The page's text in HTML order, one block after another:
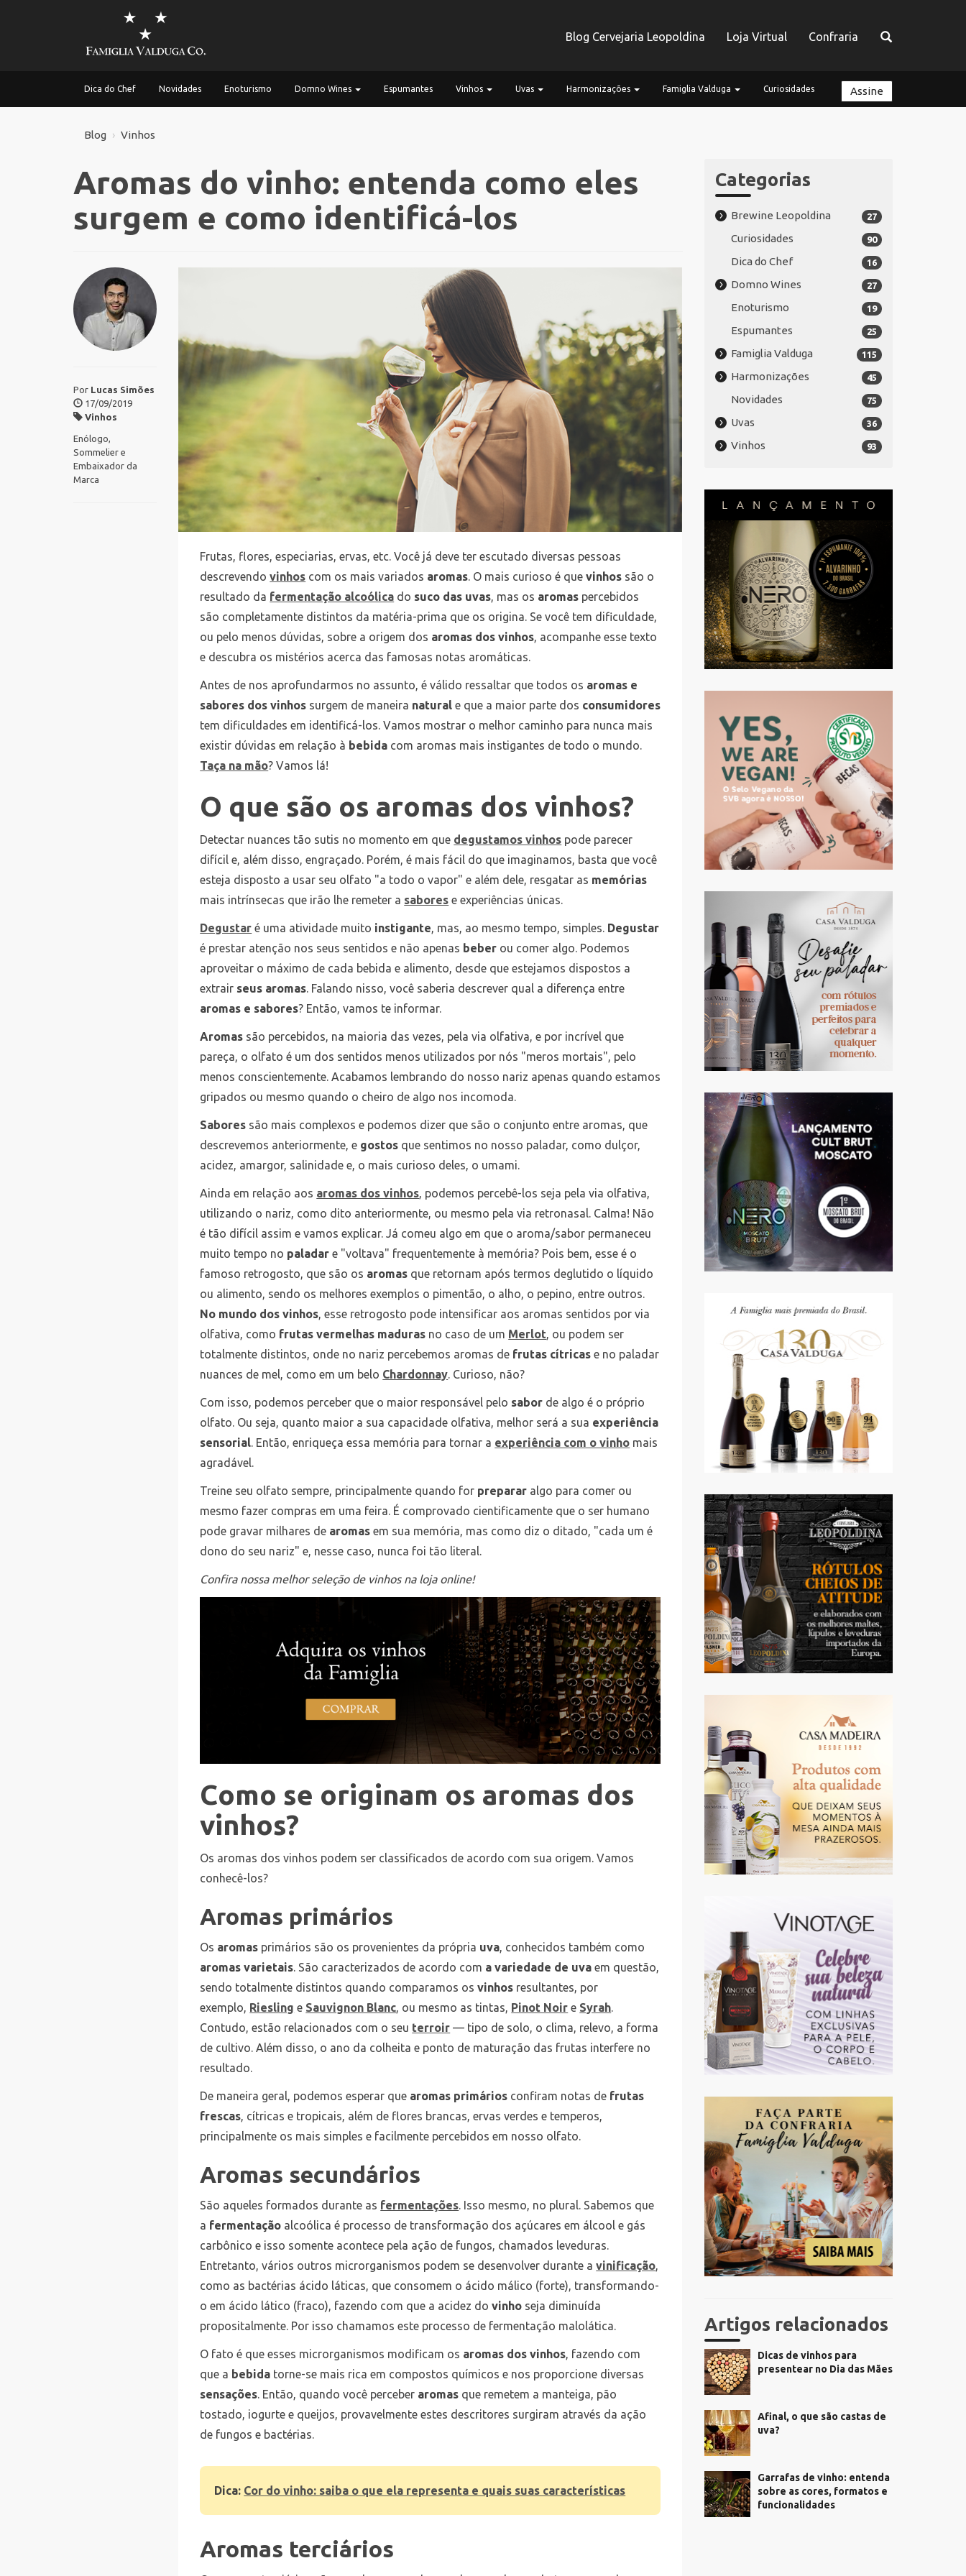
Blog Cervejaria Leopoldina Loja Virtual Confraria
Assine
Dica do Chef Novidades Enoturismo Domno Wines Espumantes Vinhos Uvas Harmonizações Famiglia Valduga Curiosidades
Blog Vinhos
Aromas do vinho: entenda como eles
surgem e como identificá-los
Frutas, flores, especiarias, ervas, etc. Você já deve ter escutado diversas pessoas
descrevendovinhos com os mais variados aromas. O mais curioso é quevinhos são o
resultado da fermentação alcoólica do suco das uvas, mas os aromas percebidos
são completamente distintos da matéria-prima que os origina. Se você tem dificuldade,
ou pelo menos dúvidas, sobre a origem dos aromas dos vinhos, acompanhe esse texto
e descubra os mistérios acerca das famosas notas aromáticas.
Antes de nos aprofundarmos no assunto, é válido ressaltar que todos os aromas e
sabores dos vinhos surgem de maneira natural e que a maior parte dos consumidores
tem dificuldades em identificá-los. Vamos mostrar o melhor caminho para nunca mais
existir dúvidas em relação à bebida com aromas mais instigantes de todo o mundo.
Taça na mão? Vamos lá!
O que são os aromas dos vinhos?
Detectar nuances tão sutis no momento em que degustamos vinhos pode parecer
difícil e, além disso, engraçado. Porém, é mais fácil do que imaginamos, basta que você
esteja disposto a usar seu olfato "a todo o vapor" e além dele, resgatar as memórias
mais intrínsecas que irão lhe remeter a sabores e experiências únicas.
Degustar é uma atividade muito instigante, mas, ao mesmo tempo, simples. Degustar
é prestar atenção nos seus sentidos e não apenas beber ou comer algo. Podemos
aproveitar o máximo de cada bebida e alimento, desde que estejamos dispostos a
extrair seus aromas. Falando nisso, você saberia descrever qual a diferença entre
aromas e sabores? Então, vamos te informar.
Aromas são percebidos, na maioria das vezes, pela via olfativa, e por incrível que
pareça, o olfato é um dos sentidos menos utilizados por nós "meros mortais", pelo
menos conscientemente. Acabamos lembrando do nosso nariz apenas quando estamos
gripados ou mesmo quando o cheiro de algo nos incomoda.
Sabores são mais complexos e podemos dizer que são o conjunto entre aromas, que
descrevemos anteriormente, e gostos que sentimos no nosso paladar, como dulçor,
acidez, amargor, salinidade e, o mais curioso deles, o umami.
Ainda em relação aos aromas dos vinhos, podemos percebê-los seja pela via olfativa,
utilizando o nariz, como dito anteriormente, ou mesmo pela via retronasal. Calma! Não
é tão difícil assim e vamos explicar. Já comeu algo em que o aroma/sabor permaneceu
muito tempo no paladar e "voltava" frequentemente à memória? Pois bem, esse é o
famoso retrogosto, que são os aromas que retornam após termos deglutido o líquido
ou alimento, sendo os melhores exemplos o pimentão, o alho, o pepino, entre outros.
No mundo dos vinhos, esse retrogosto pode intensificar aos aromas sentidos por via
olfativa, como frutas vermelhas maduras no caso de um Merlot, ou podem ser
totalmente distintos, onde no nariz percebemos aromas de frutas cítricas e no paladar
nuances de mel, como em um belo Chardonnay. Curioso, não?
Com isso, podemos perceber que o maior responsável pelo sabor de algo é o próprio
olfato. Ou seja, quanto maior a sua capacidade olfativa, melhor será a sua experiência
sensorial. Então, enriqueça essa memória para tornar a experiência com o vinho mais
agradável.
Treine seu olfato sempre, principalmente quando for preparar algo para comer ou
mesmo fazer compras em uma feira. É comprovado cientificamente que o ser humano
pode gravar milhares de aromas em sua memória, mas como diz o ditado, "cada um é
dono do seu nariz" e, nesse caso, nunca foi tão literal.
Confira nossa melhor seleção de vinhos na loja online!
Como se originam os aromas dos
vinhos?
Os aromas dos vinhos podem ser classificados de acordo com sua origem. Vamos
conhecê-los?
Aromas primários
Os aromas primários são os provenientes da própria uva, conhecidos também como
aromas varietais. São caracterizados de acordo com a variedade de uva em questão,
sendo totalmente distintos quando comparamos osvinhos resultantes, por
exemplo, Riesling e Sauvignon Blanc, ou mesmo as tintas, Pinot Noir e Syrah.
Contudo, estão relacionados com o seu terroir — tipo de solo, o clima, relevo, a forma
de cultivo. Além disso, o ano da colheita e ponto de maturação das frutas interfere no
resultado.
De maneira geral, podemos esperar que aromas primários confiram notas de frutas
frescas, cítricas e tropicais, além de flores brancas, ervas verdes e temperos,
principalmente os mais simples e facilmente percebidos em nosso olfato.
Aromas secundários
São aqueles formados durante as fermentações. Isso mesmo, no plural. Sabemos que
a fermentação alcoólica é processo de transformação dos açúcares em álcool e gás
carbônico e isso somente acontece pela ação de fungos, chamados leveduras.
Entretanto, vários outros microrganismos podem se desenvolver durante avinificação,
como as bactérias ácido láticas, que consomem o ácido málico (forte), transformando-
o em ácido lático (fraco), fazendo com que a acidez dovinho seja diminuída
propositalmente. Por isso chamamos este processo de fermentação malolática.
O fato é que esses microrganismos modificam os aromas dos vinhos, fazendo com
que a bebida torne-se mais rica em compostos químicos e nos proporcione diversas
sensações. Então, quando você perceber aromas que remetem a manteiga, pão
tostado, iogurte e queijos, provavelmente estes descritores surgiram através da ação
de fungos e bactérias.
Dica: Cor do vinho: saiba o que ela representa e quais suas características
Aromas terciários
Por Lucas Simões
17/09/2019
Vinhos
Enólogo,
Sommelier e
Embaixador da
Marca
Categorias
27
Brewine Leopoldina
90
Curiosidades
16
Dica do Chef
27
Domno Wines
19
Enoturismo
25
Espumantes
115
Famiglia Valduga
45
Harmonizações
75
Novidades
36
Uvas
93
Vinhos
Artigos relacionados
Dicas de vinhos para
presentear no Dia das Mães
Afinal, o que são castas de
uva?
Garrafas de vinho: entenda
sobre as cores, formatos e
funcionalidades